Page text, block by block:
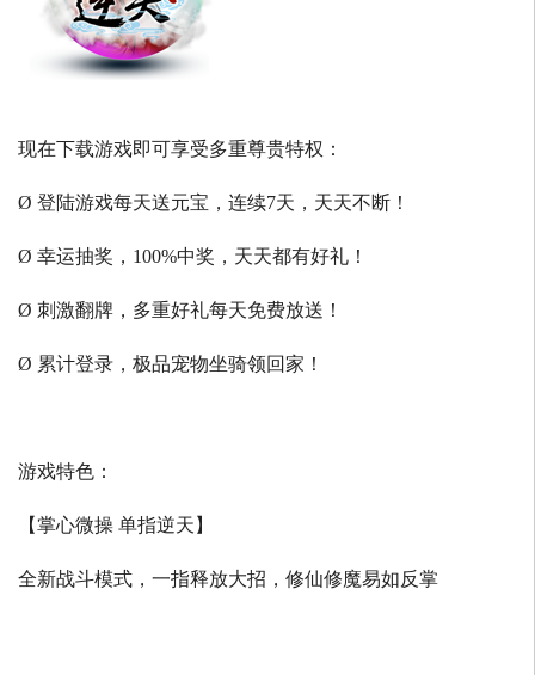
现在下载游戏即可享受多重尊贵特权：
Ø 登陆游戏每天送元宝，连续7天，天天不断！
Ø 幸运抽奖，100%中奖，天天都有好礼！
Ø 刺激翻牌，多重好礼每天免费放送！
Ø 累计登录，极品宠物坐骑领回家！
游戏特色：
【掌心微操 单指逆天】
全新战斗模式，一指释放大招，修仙修魔易如反掌